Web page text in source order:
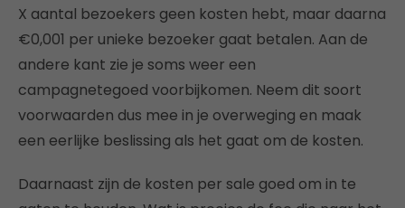
X aantal bezoekers geen kosten hebt, maar daarna
€0,001 per unieke bezoeker gaat betalen. Aan de
andere kant zie je soms weer een
campagnetegoed voorbijkomen. Neem dit soort
voorwaarden dus mee in je overweging en maak
een eerlijke beslissing als het gaat om de kosten.
Daarnaast zijn de kosten per sale goed om in te